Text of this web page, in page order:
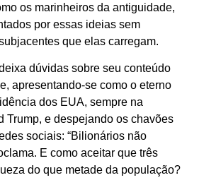
os marinheiros da antiguidade,
por essas ideias sem
que elas carregam.
dúvidas sobre seu conteúdo
apresentando-se como o eterno
dos EUA, sempre na
Trump, e despejando os chavões
sociais: “Bilionários não
E como aceitar que três
do que metade da população?